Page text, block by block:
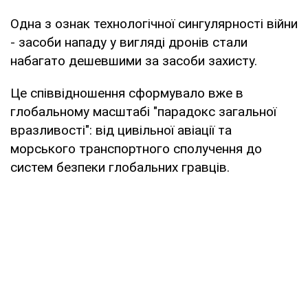
Одна з ознак технологічної сингулярності війни
- засоби нападу у вигляді дронів стали
набагато дешевшими за засоби захисту.
Це співвідношення сформувало вже в
глобальному масштабі "парадокс загальної
вразливості": від цивільної авіації та
морського транспортного сполучення до
систем безпеки глобальних гравців.